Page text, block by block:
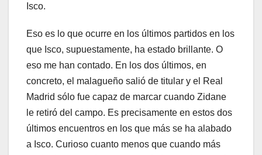
Isco.
Eso es lo que ocurre en los últimos partidos en los
que Isco, supuestamente, ha estado brillante. O
eso me han contado. En los dos últimos, en
concreto, el malagueño salió de titular y el Real
Madrid sólo fue capaz de marcar cuando Zidane
le retiró del campo. Es precisamente en estos dos
últimos encuentros en los que más se ha alabado
a Isco. Curioso cuanto menos que cuando más